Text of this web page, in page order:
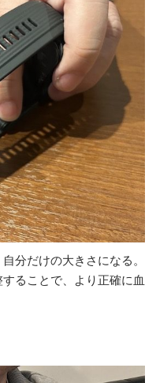
分だけの大きさになる。
ることで、より正確に血